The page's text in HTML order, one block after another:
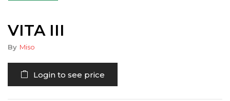
VITA III
By Miso
Login to see price